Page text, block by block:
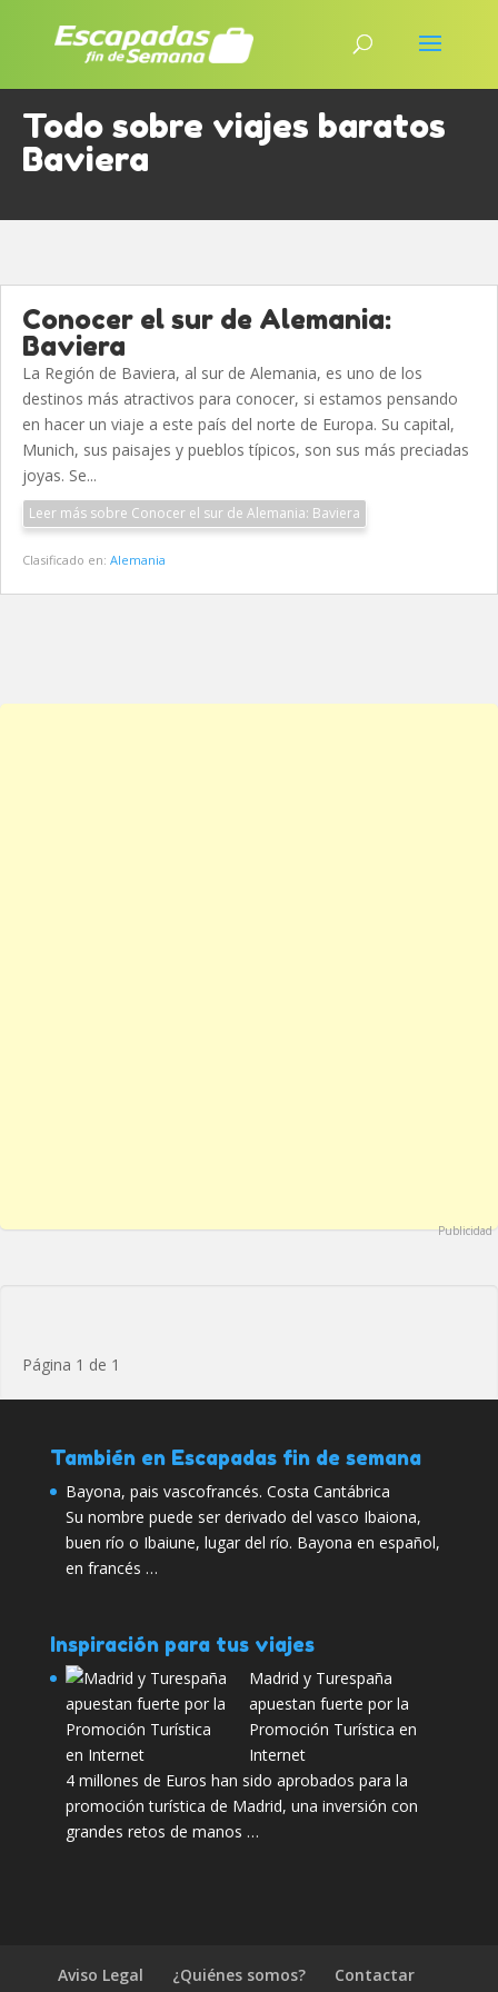
Todo sobre viajes baratos
Baviera
Conocer el sur de Alemania:
Baviera
La Región de Baviera, al sur de Alemania, es uno de los
destinos más atractivos para conocer, si estamos pensando
en hacer un viaje a este país del norte de Europa. Su capital,
Munich, sus paisajes y pueblos típicos, son sus más preciadas
joyas. Se...
Leer más sobre Conocer el sur de Alemania: Baviera
Clasificado en: Alemania
Publicidad
Página 1 de 1
También en Escapadas fin de semana
Bayona, pais vascofrancés. Costa Cantábrica
Su nombre puede ser derivado del vasco Ibaiona,
buen río o Ibaiune, lugar del río. Bayona en español,
en francés …
Inspiración para tus viajes
Madrid y Turespaña
apuestan fuerte por la
Promoción Turística en
Internet
4 millones de Euros han sido aprobados para la
promoción turística de Madrid, una inversión con
grandes retos de manos …
Aviso Legal ¿Quiénes somos?
Contactar